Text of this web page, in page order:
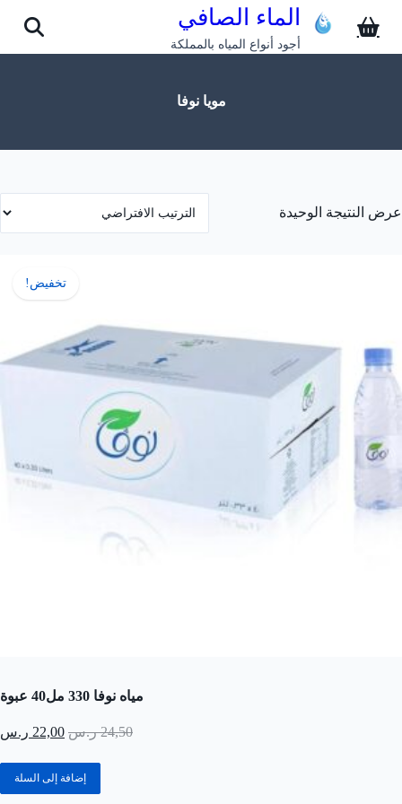
الماء الصافي
أجود أنواع المياه بالمملكة
مويا نوفا
عرض النتيجة الوحيدة
تخفيض!
مياه نوفا 330 مل40 عبوة
24,50 ر.س 22,00 ر.س
إضافة إلى السلة